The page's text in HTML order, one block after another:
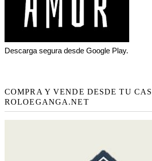
Descarga segura desde Google Play.
COMPRA Y VENDE DESDE TU
ROLOEGANGA.NET